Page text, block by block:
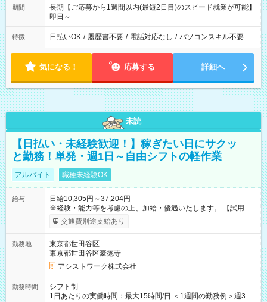
期間
長期【ご応募から1週間以内(最短2日目)のスピード就業が可能】
即日～
特徴 日払いOK / 履歴書不要 / 電話対応なし / パソコンスキル不要
気になる！ 応募する 詳細へ
未読
【日払い・未経験歓迎！】稼ぎたい日にサクッ
と勤務！単発・週1日～自由シフトの軽作業
アルバイト 職種未経験OK
給与
日給10,305円～37,204円
※経験・能力等を考慮の上、加給・優遇いたします。 【試用期
間】試用期間なし
交通費別途支給あり
勤務地
東京都世田谷区
東京都世田谷区豪徳寺
アシストワーク株式会社
勤務時間
シフト制
1日あたりの実働時間：最大15時間/日 ＜1週間の勤務例＞週3回